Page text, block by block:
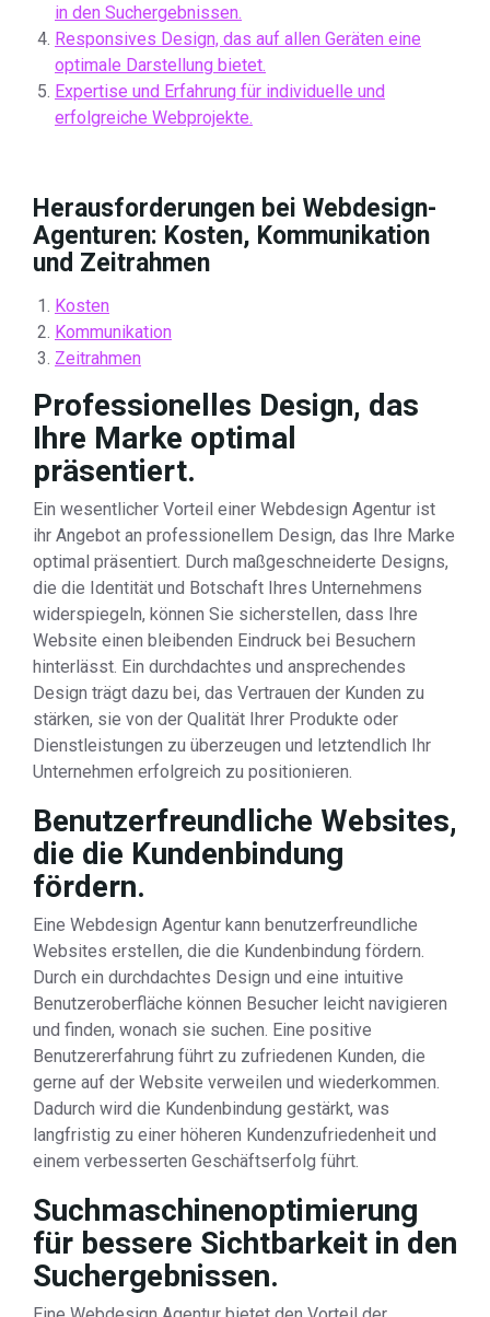
in den Suchergebnissen.
Responsives Design, das auf allen Geräten eine
optimale Darstellung bietet.
Expertise und Erfahrung für individuelle und
erfolgreiche Webprojekte.
Herausforderungen bei Webdesign-
Agenturen: Kosten, Kommunikation
und Zeitrahmen
Kosten
Kommunikation
Zeitrahmen
Professionelles Design, das
Ihre Marke optimal
präsentiert.
Ein wesentlicher Vorteil einer Webdesign Agentur ist
ihr Angebot an professionellem Design, das Ihre Marke
optimal präsentiert. Durch maßgeschneiderte Designs,
die die Identität und Botschaft Ihres Unternehmens
widerspiegeln, können Sie sicherstellen, dass Ihre
Website einen bleibenden Eindruck bei Besuchern
hinterlässt. Ein durchdachtes und ansprechendes
Design trägt dazu bei, das Vertrauen der Kunden zu
stärken, sie von der Qualität Ihrer Produkte oder
Dienstleistungen zu überzeugen und letztendlich Ihr
Unternehmen erfolgreich zu positionieren.
Benutzerfreundliche Websites,
die die Kundenbindung
fördern.
Eine Webdesign Agentur kann benutzerfreundliche
Websites erstellen, die die Kundenbindung fördern.
Durch ein durchdachtes Design und eine intuitive
Benutzeroberfläche können Besucher leicht navigieren
und finden, wonach sie suchen. Eine positive
Benutzererfahrung führt zu zufriedenen Kunden, die
gerne auf der Website verweilen und wiederkommen.
Dadurch wird die Kundenbindung gestärkt, was
langfristig zu einer höheren Kundenzufriedenheit und
einem verbesserten Geschäftserfolg führt.
Suchmaschinenoptimierung
für bessere Sichtbarkeit in den
Suchergebnissen.